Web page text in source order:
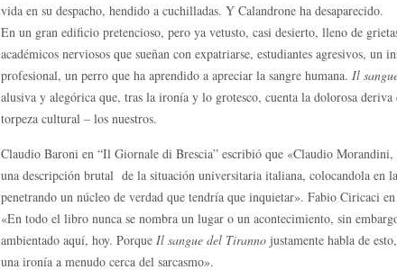
vida en su despacho, hendido a cuchilladas. Y Calandrone ha desaparecido.
En un gran edificio pretencioso, pero ya vetusto, casi desierto, lleno de
académicos nerviosos que sueñan con expatriarse, estudiantes agresivos, un
profesional, un perro que ha aprendido a apreciar la sangre humana. Il
alusiva y alegórica que, tras la ironía y lo grotesco, cuenta la dolorosa deriva
torpeza cultural – los nuestros.
Claudio Baroni en “Il Giornale di Brescia” escribió que «Claudio Morandini,
una descripción brutal de la situación universitaria italiana, colocandola en
penetrando un núcleo de verdad que tendría que inquietar». Fabio Ciricaci
«En todo el libro nunca se nombra un lugar o un acontecimiento, sin
ambientado aquí, hoy. Porque Il sangue del Tiranno justamente habla de
una ironía a menudo cerca del sarcasmo».